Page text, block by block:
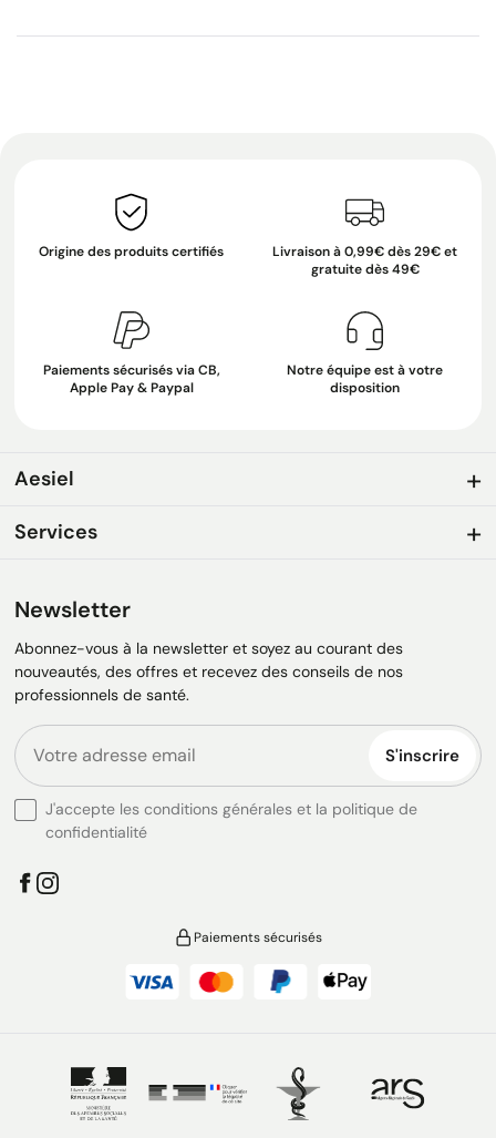
Origine des produits certifiés
Livraison à 0,99€ dès 29€ et
gratuite dès 49€
Paiements sécurisés via CB,
Apple Pay & Paypal
Notre équipe est à votre
disposition
Aesiel
Services
Newsletter
Abonnez-vous à la newsletter et soyez au courant des
nouveautés, des offres et recevez des conseils de nos
professionnels de santé.
S'inscrire
J'accepte les conditions générales et la politique de
confidentialité
Paiements sécurisés